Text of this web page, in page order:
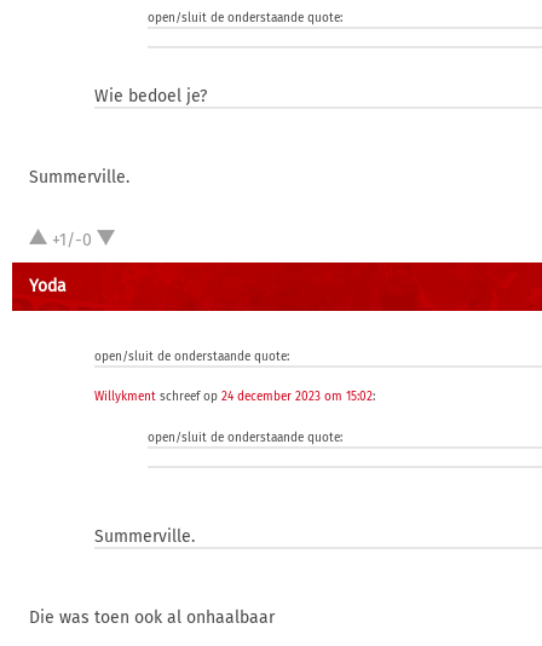
open/sluit de onderstaande quote:
Wie bedoel je?
Summerville.
+1/-0
Yoda
open/sluit de onderstaande quote:
Willykment schreef op24 december 2023 om 15:02:
open/sluit de onderstaande quote:
Summerville.
Die was toen ook al onhaalbaar